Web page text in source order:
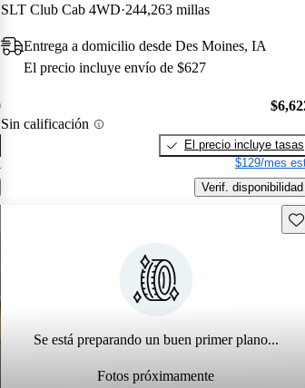
SLT Club Cab 4WD 244,263 millas
Entrega a domicilio desde Des Moines, IA
El precio incluye envío de $627
Sin calificación
El precio incluye tasas
$129/mes
Verif. disponibilidad
este Aviso
Se está preparando un buen primer plano...
Fotos próximamente